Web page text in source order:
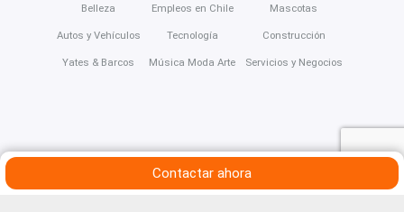
Contactar ahora
Belleza
Autos y Vehículos
Yates & Barcos
Empleos en Chile
Tecnología
Música Moda Arte
Mascotas
Construcción
Servicios y Negocios